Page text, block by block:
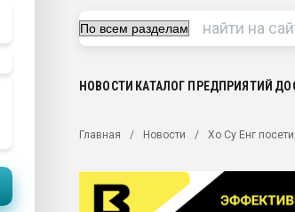
Помощь в подборе материала
ближайшее подмосковье, с.-в.
28.07.2026 Автоматизация выходит на
28.07.2026 "Технониколь" довольна
ситуацией на строительном рынке
НОВОСТИ КАТАЛОГ ПРЕДПРИЯТИЙ
Главная Новости Хо Су Енг